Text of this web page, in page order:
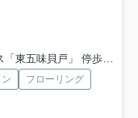
東五味貝戸」 停歩4分
フローリング